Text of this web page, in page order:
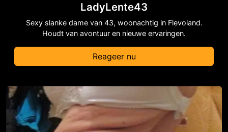
LadyLente43
Sexy slanke dame van 43, woonachtig in Flevoland.
Houdt van avontuur en nieuwe ervaringen.
Reageer nu